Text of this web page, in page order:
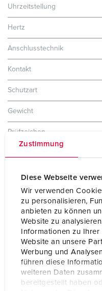
Zustimmung
Diese Webseite
Wir verwenden
zu personalisieren,
anbieten zu können
Website zu
Informationen zu
Website an unsere
Werbung und
führen diese
weiteren Daten
bereitgestellt haben
Uhrzeitstellung
Hertz
Anschlusstechnik
Kontakt
Schutzart
Gewicht
Prüfzeichen